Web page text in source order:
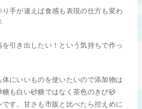
手が違えば食感も表現の仕方も変わ
引き出したい！という気持ちで作っ
にいいものを使いたいので添加物は
も白い砂糖ではなく茶色のきび砂
す。甘さも市販と比べたら控えめに